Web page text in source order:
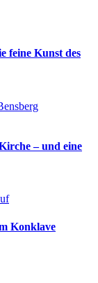
feine Kunst des
– und eine
Konklave